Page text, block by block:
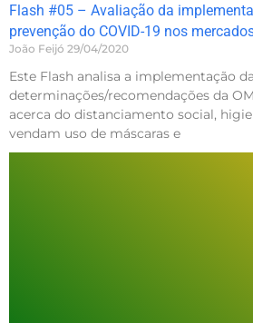
Flash #05 – Avaliação da
prevenção do COVID-19 nos
João Feijó 29/04/2020
Este Flash analisa a implementação
determinações/recomendações da
acerca do distanciamento social,
vendam uso de máscaras e